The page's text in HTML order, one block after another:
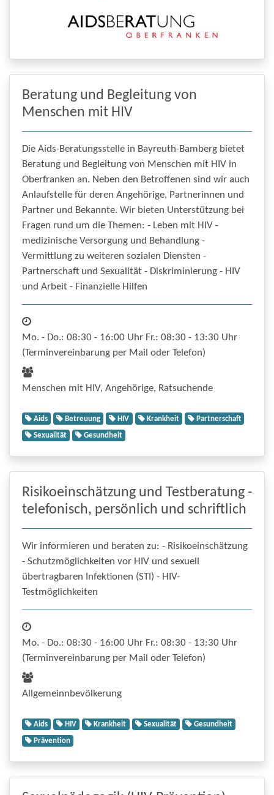
Beratung und Begleitung von
Menschen mit HIV
Die Aids-Beratungsstelle in Bayreuth-Bamberg bietet
Beratung und Begleitung von Menschen mit HIV in
Oberfranken an. Neben den Betroffenen sind wir auch
Anlaufstelle für deren Angehörige, Partnerinnen und
Partner und Bekannte. Wir bieten Unterstützung bei
Fragen rund um die Themen: - Leben mit HIV -
medizinische Versorgung und Behandlung -
Vermittlung zu weiteren sozialen Diensten -
Partnerschaft und Sexualität - Diskriminierung - HIV
und Arbeit - Finanzielle Hilfen
Mo. - Do.: 08:30 - 16:00 Uhr Fr.: 08:30 - 13:30 Uhr
(Terminvereinbarung per Mail oder Telefon)
Menschen mit HIV, Angehörige, Ratsuchende
Aids Betreuung HIV Krankheit Partnerschaft
Sexualität Gesundheit
Risikoeinschätzung und Testberatung -
telefonisch, persönlich und schriftlich
Wir informieren und beraten zu: - Risikoeinschätzung
- Schutzmöglichkeiten vor HIV und sexuell
übertragbaren Infektionen (STI) - HIV-
Testmöglichkeiten
Mo. - Do.: 08:30 - 16:00 Uhr Fr.: 08:30 - 13:30 Uhr
(Terminvereinbarung per Mail oder Telefon)
Allgemeinnbevölkerung
Aids HIV Krankheit Sexualität Gesundheit
Prävention